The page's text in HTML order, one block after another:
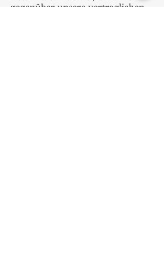
gegenüber unsere vertraglichen